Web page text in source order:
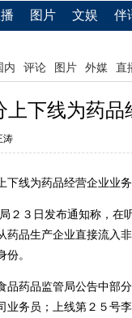
图片 文娱 伴
内 评论 图片 外媒 直
下线为药品
涛
线为药品经营企业业
３日发布通知称，在
品生产企业直接流入
。
药品监管局公告中部
务员；上线第２５号